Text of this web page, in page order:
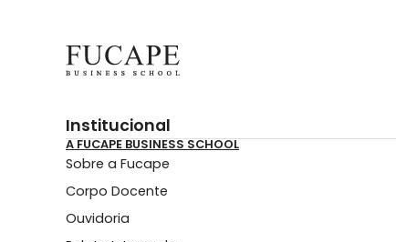
Institucional
A FUCAPE BUSINESS SCHOOL
Sobre a Fucape
Corpo Docente
Ouvidoria